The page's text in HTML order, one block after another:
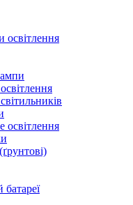
освітлення
освітлення